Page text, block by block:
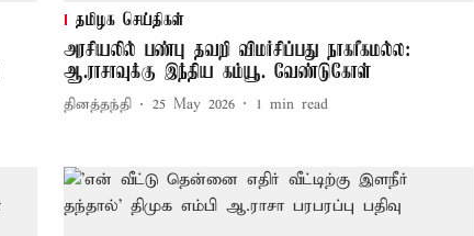
தமிழக செய்திகள்
அரசியலில் பண்பு தவறி விமர்சிப்பது நாகரீகமல்ல:
ஆ.ராசாவுக்கு இந்திய கம்யூ. வேண்டுகோள்
தினத்தந்தி 25 May 2026 1 min read